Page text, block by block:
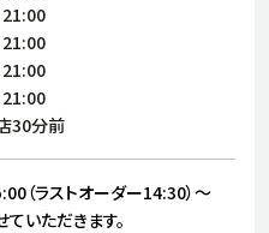
舗検索
用情報
21:00
21:00
21:00
21:00
30分前
（ラストオーダー14:30）～
いただきます。